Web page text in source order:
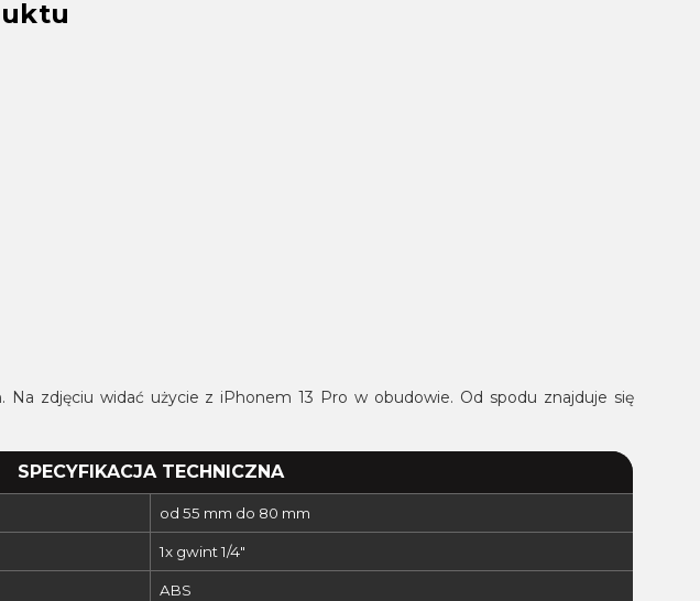
zdjęciu widać użycie z iPhonem 13 Pro w obudowie. Od spodu znajduje się
SPECYFIKACJA TECHNICZNA
od 55 mm do 80 mm
1x gwint 1/4"
ABS